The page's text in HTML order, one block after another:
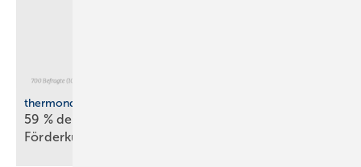
thermondo Wärmepumpen-Monitor
59 % der Haus­be­sit­zer stellen sich gegen
För­der­kür­zungen